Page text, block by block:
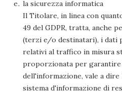
la sicurezza informatica
Il Titolare, in linea con
49 del GDPR, tratta, anche
(terzi e/o destinatari), i dati
relativi al traffico in misura
proporzionata per garantire
dell'informazione, vale a
sistema d'informazione di